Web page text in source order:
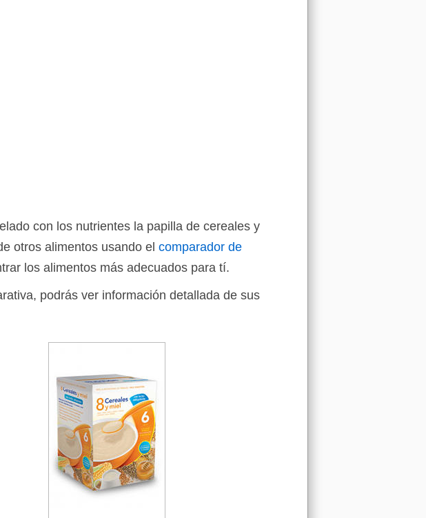
con los nutrientes la papilla de cereales y
otros alimentos usando el comparador de
los alimentos más adecuados para tí.
podrás ver información detallada de sus